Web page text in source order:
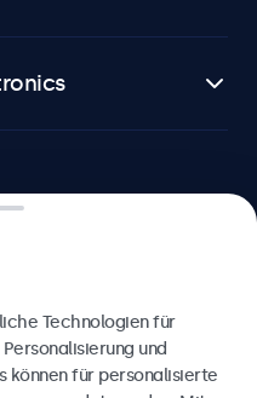
Unternehmen
Technologien für
und
können für personalisierte